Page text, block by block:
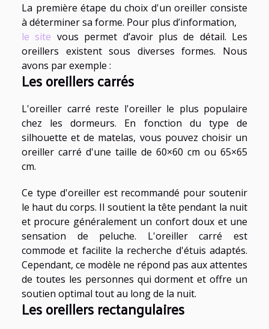
La première étape du choix d'un oreiller consiste
à déterminer sa forme. Pour plus d’information,
le site vous permet d’avoir plus de détail. Les
oreillers existent sous diverses formes. Nous
avons par exemple :
Les oreillers carrés
L'oreiller carré reste l'oreiller le plus populaire
chez les dormeurs. En fonction du type de
silhouette et de matelas, vous pouvez choisir un
oreiller carré d'une taille de 60×60 cm ou 65×65
cm.
Ce type d'oreiller est recommandé pour soutenir
le haut du corps. Il soutient la tête pendant la nuit
et procure généralement un confort doux et une
sensation de peluche. L'oreiller carré est
commode et facilite la recherche d'étuis adaptés.
Cependant, ce modèle ne répond pas aux attentes
de toutes les personnes qui dorment et offre un
soutien optimal tout au long de la nuit.
Les oreillers rectangulaires